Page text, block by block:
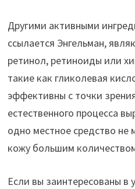
Другими активными
ссылается Энгельман,
ретинол, ретиноиды или
такие как гликолевая
эффективны с точки
естественного процесса
одно местное средство не
кожу большим
Если вы заинтересованы в